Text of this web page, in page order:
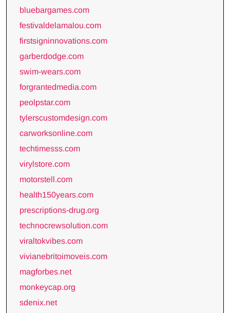
bluebargames.com
festivaldelamalou.com
firstsigninnovations.com
garberdodge.com
swim-wears.com
forgrantedmedia.com
peolpstar.com
tylerscustomdesign.com
carworksonline.com
techtimesss.com
virylstore.com
motorstell.com
health150years.com
prescriptions-drug.org
technocrewsolution.com
viraltokvibes.com
vivianebritoimoveis.com
magforbes.net
monkeycap.org
sdenix.net